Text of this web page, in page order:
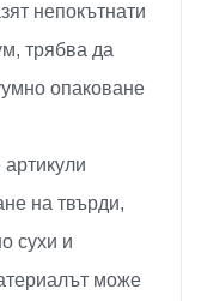
непокътнати
трябва да
опаковане
на твърди,
сухи и
може